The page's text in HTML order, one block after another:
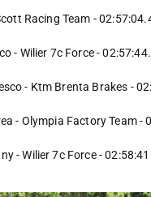
Racing Team -
- Wilier 7c Force -
- Ktm Brenta Brakes -
- Olympia Factory Team -
- Wilier 7c Force -